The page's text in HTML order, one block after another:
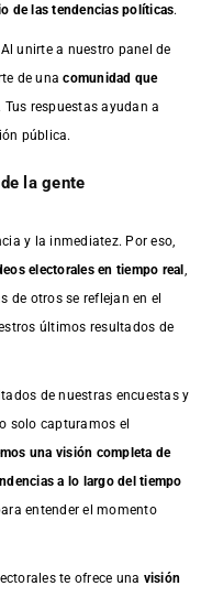
de las tendencias políticas.
unirte a nuestro panel de
de unacomunidad que
. Tus respuestas ayudan a
pública.
la gente
y la inmediatez. Por eso,
electorales en tiempo real
de otros se reflejan en el
últimos resultados de
de nuestras encuestasy
solo capturamos el
una visión completa de
a lo largo del tiempo
entender el momento
te ofrece una visión